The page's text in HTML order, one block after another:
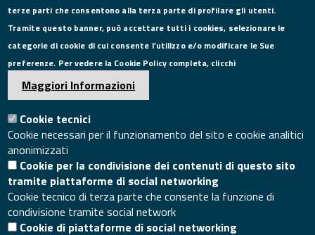
Via Roma, 75, 81100 Caserta
Tel. 0823249111
Pec:camera.commercio.caserta@ce.legalmail.camcom.it
Email:info@ce.camcom.it
DATI PER LA FATTURAZIONE
P.I. 00908580616
C.F. 80004270619
Codice Univoco Ufficio UFXYA1
SEGUICI SU
terze parti che consentono alla terza parte di profilare gli utenti.
Tramite questo banner, può accettare tutti i cookies, selezionare le
categorie di cookie di cui consente l’utilizzo e/o modificare le Sue
preferenze. Per vedere la Cookie Policy completa, clicchi
Maggiori Informazioni
Cookie tecnici
Cookie necessari per il funzionamento del sito e cookie analitici
anonimizzati
Cookie per la condivisione dei contenuti di questo sito
tramite piattaforme di social networking
Cookie tecnico di terza parte che consente la funzione di
condivisione tramite social network
Cookie di piattaforme di social networking